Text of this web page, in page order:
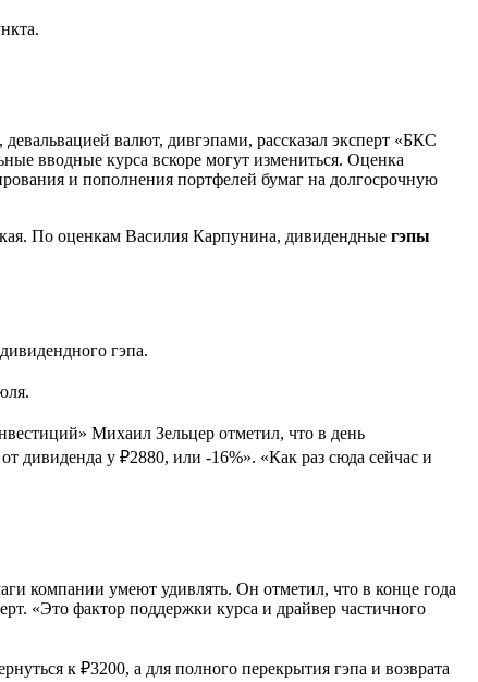
валют, дивгэпами, рассказал эксперт «БКС
вводные курса вскоре могут измениться. Оценка
и пополнения портфелей бумаг на долгосрочную
По оценкам Василия Карпунина, дивидендные гэпы
гэпа.
Михаил Зельцер отметил, что в день
дивиденда у ₽2880, или -16%». «Как раз сюда сейчас и
компании умеют удивлять. Он отметил, что в конце года
«Это фактор поддержки курса и драйвер частичного
к ₽3200, а для полного перекрытия гэпа и возврата